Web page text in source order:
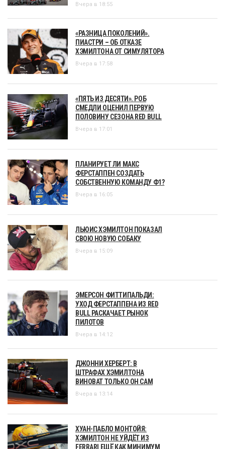
Вчера в 18:55
«РАЗНИЦА ПОКОЛЕНИЙ».
ПИАСТРИ – ОБ ОТКАЗЕ
ХЭМИЛТОНА ОТ СИМУЛЯТОРА
Вчера в 17:58
«ПЯТЬ ИЗ ДЕСЯТИ». РОБ
СМЕДЛИ ОЦЕНИЛ ПЕРВУЮ
ПОЛОВИНУ СЕЗОНА RED BULL
Вчера в 17:01
ПЛАНИРУЕТ ЛИ МАКС
ФЕРСТАППЕН СОЗДАТЬ
СОБСТВЕННУЮ КОМАНДУ Ф1?
Вчера в 16:05
ЛЬЮИС ХЭМИЛТОН ПОКАЗАЛ
СВОЮ НОВУЮ СОБАКУ
Вчера в 15:09
ЭМЕРСОН ФИТТИПАЛЬДИ:
УХОД ФЕРСТАППЕНА ИЗ RED
BULL РАСКАЧАЕТ РЫНОК
ПИЛОТОВ
Вчера в 14:12
ДЖОННИ ХЕРБЕРТ: В
ШТРАФАХ ХЭМИЛТОНА
ВИНОВАТ ТОЛЬКО ОН САМ
Вчера в 13:14
ХУАН-ПАБЛО МОНТОЙЯ:
ХЭМИЛТОН НЕ УЙДЁТ ИЗ
FERRARI ЕЩЁ КАК МИНИМУМ